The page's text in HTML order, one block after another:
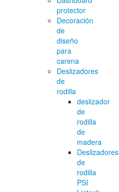
protector
Decoración
de
diseño
para
carena
Deslizadores
de
rodilla
deslizador
de
rodilla
de
madera
Deslizadores
de
rodilla
PSI